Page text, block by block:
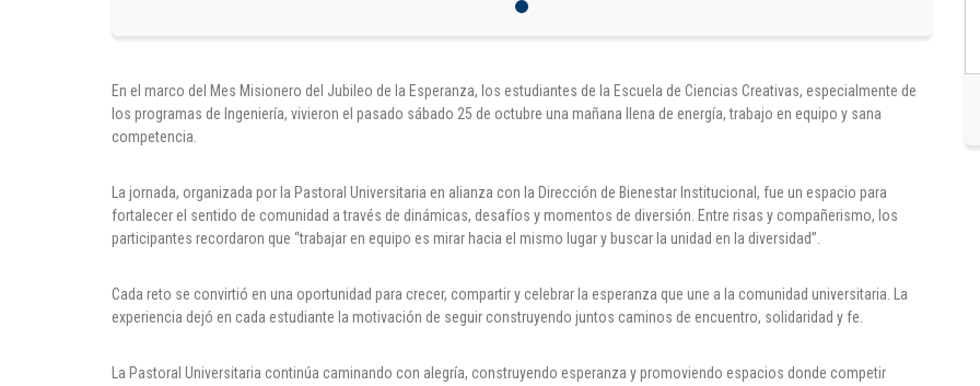
En el marco del Mes Misionero del Jubileo de la Esperanza, los estudiantes de la Escuela de Ciencias Creativas, especialmente de
los programas de Ingeniería, vivieron el pasado sábado 25 de octubre una mañana llena de energía, trabajo en equipo y sana
competencia.
La jornada, organizada por la Pastoral Universitaria en alianza con la Dirección de Bienestar Institucional, fue un espacio para
fortalecer el sentido de comunidad a través de dinámicas, desafíos y momentos de diversión. Entre risas y compañerismo, los
participantes recordaron que “trabajar en equipo es mirar hacia el mismo lugar y buscar la unidad en la diversidad”.
Cada reto se convirtió en una oportunidad para crecer, compartir y celebrar la esperanza que une a la comunidad universitaria. La
experiencia dejó en cada estudiante la motivación de seguir construyendo juntos caminos de encuentro, solidaridad y fe.
La Pastoral Universitaria continúa caminando con alegría, construyendo esperanza y promoviendo espacios donde competir